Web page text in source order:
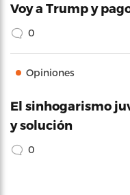
Voy a Trump y
0
Opiniones
El sinhogarismo
y solución
0